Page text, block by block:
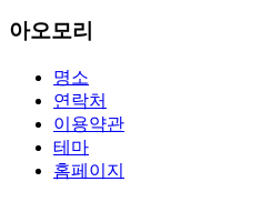
above-mentioned assay are
download
아오모리
명소
연락처
이용약관
테마
홈페이지